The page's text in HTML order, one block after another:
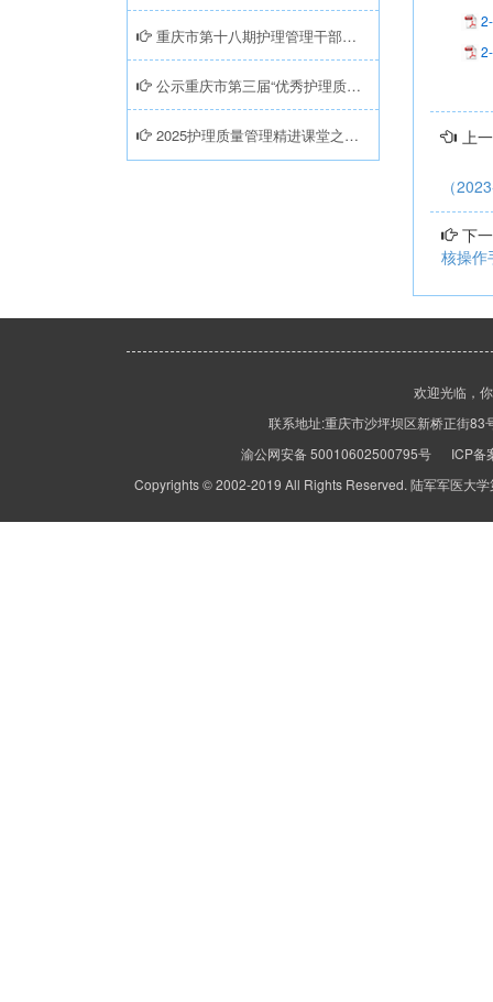
重庆市第十八期护理管理干部培训班暨陆军第六期护理质量管理骨干培训班成功举办
公示重庆市第三届“优秀护理质量改进项目”大赛现场展示结果
2025护理质量管理精进课堂之根因分析（RCA）专题培训在新桥医院顺利召开 上
（
下
核操作
欢迎光临，
联系地址:重庆市沙坪坝区新桥正街
渝公网安备 50010602500795号 ICP备
Copyrights © 2002-2019 All Rights Reserved. 陆军军医大